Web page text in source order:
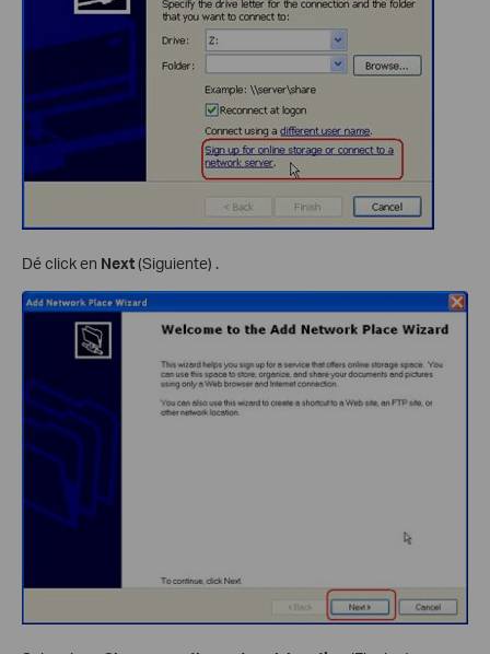
Dé click en Next(Siguiente) .